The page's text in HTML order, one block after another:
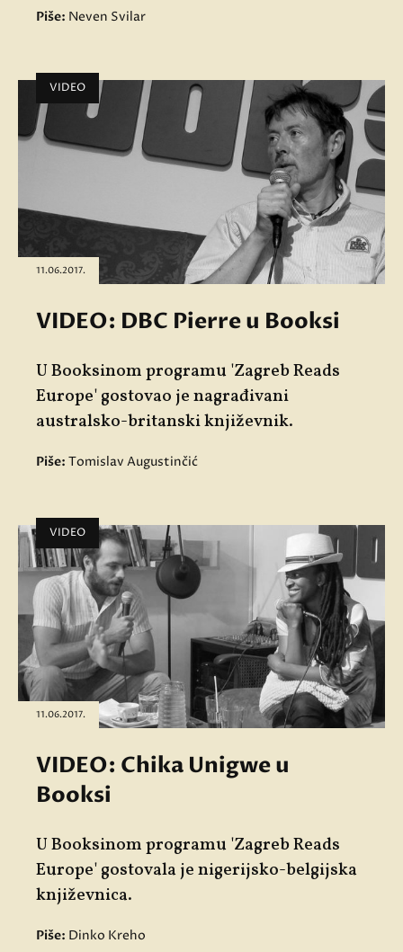
Piše: Neven Svilar
VIDEO
11.06.2017.
VIDEO: DBC Pierre u Booksi
U Booksinom programu 'Zagreb Reads
Europe' gostovao je nagrađivani
australsko-britanski književnik.
Piše: Tomislav Augustinčić
VIDEO
11.06.2017.
VIDEO: Chika Unigwe u
Booksi
U Booksinom programu 'Zagreb Reads
Europe' gostovala je nigerijsko-belgijska
književnica.
Piše: Dinko Kreho